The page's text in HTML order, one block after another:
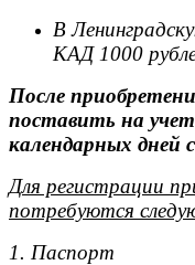
В
КАД 1000
После
поставить на
календарных дней
Для регистрации
потребуются
1. Паспорт